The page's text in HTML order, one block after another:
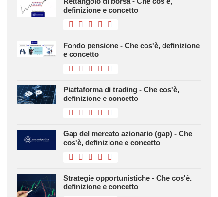
definizione e concetto
Fondo pensione - Che cos'è, definizione
e concetto
Piattaforma di trading - Che cos'è,
definizione e concetto
Gap del mercato azionario (gap) - Che
cos'è, definizione e concetto
Strategie opportunistiche - Che cos'è,
definizione e concetto